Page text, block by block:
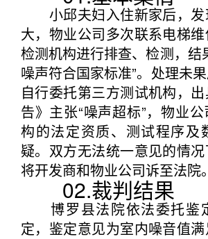
小邱夫妇入住新家后，发
大，物业公司多次联系电梯
检测机构进行排查、检测，结
噪声符合国家标准”。处理未
自行委托第三方测试机构，
告》主张“噪声超标”，物业
构的法定资质、测试程序及
疑。双方无法统一意见的情
将开发商和物业公司诉至法院。
02.裁判结果
博罗县法院依法委托鉴
定，鉴定意见为室内噪音值